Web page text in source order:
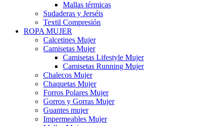
Mallas térmicas
Sudaderas y Jerséis
Textil Compresión
ROPA MUJER
Calcetines Mujer
Camisetas Mujer
Camisetas Lifestyle Mujer
Camisetas Running Mujer
Chalecos Mujer
Chaquetas Mujer
Forros Polares Mujer
Gorros y Gorras Mujer
Guantes mujer
Impermeables Mujer